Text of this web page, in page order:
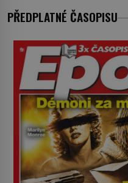
jenom jednou z nemovitostí
PŘEDPLATNÉ ČASOPISU